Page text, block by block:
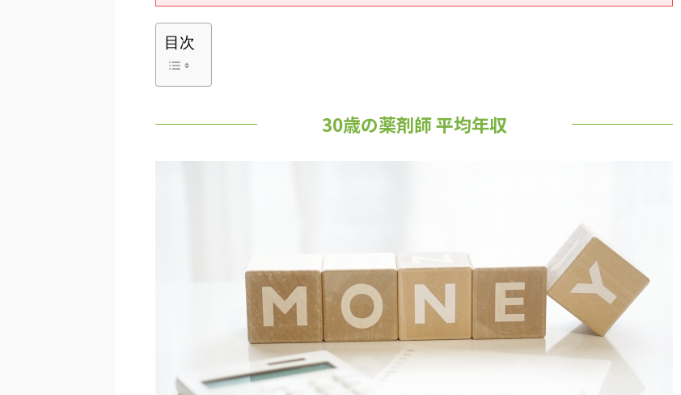
目次
30歳の薬剤師 平均年収